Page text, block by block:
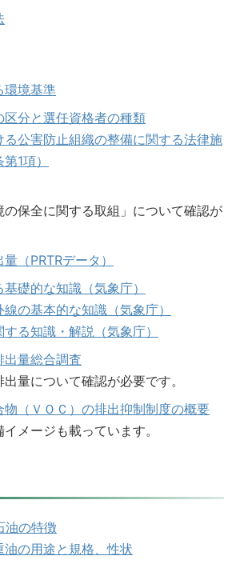
環境基準
区分と選任資格者の種類
る公害防止組織の整備に関する法律施
1項）
の保全に関する取組」について確認が
（PRTRデータ）
礎的な知識（気象庁）
の基本的な知識（気象庁）
る知識・解説（気象庁）
出量総合調査
量について確認が必要です。
物（ＶＯＣ）の排出抑制制度の概要
メージも載っています。
油の特徴
の用途と規格、性状